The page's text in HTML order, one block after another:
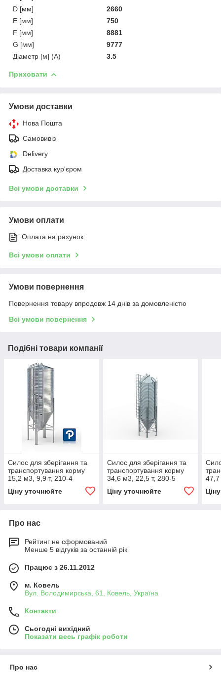
D [мм]
2660
E [мм]
750
F [мм]
8881
G [мм]
9777
Діаметр [м] (A)
3.5
Приховати
Умови доставки
Нова Пошта
Самовивіз
Delivery
Доставка кур'єром
Всі умови доставки
Умови оплати
Оплата на рахунок
Всі умови оплати
Умови повернення
Повернення товару впродовж 14 днів за домовленістю
Всі умови повернення
Подібні товари компанії
Силос для зберігання та
транспортування корму
15,2 м3, 9,9 т, 210-4
Ціну уточнюйте
Силос для зберігання та
транспортування корму
34,6 м3, 22,5 т, 280-5
Ціну уточнюйте
47,7
Про нас
Рейтинг не сформований
Менше 5 відгуків за останній рік
Працює з 26.11.2012
м. Ковель
Вул. Володимирська, 61, Ковель, Україна
Контакти
Сьогодні вихідний
Показати весь графік роботи
Про нас